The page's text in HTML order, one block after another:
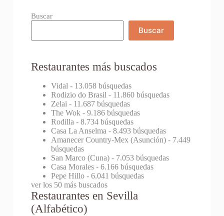
Buscar
Buscar
Restaurantes más buscados
Vidal - 13.058 búsquedas
Rodizio do Brasil - 11.860 búsquedas
Zelai - 11.687 búsquedas
The Wok- 9.186 búsquedas
Rodilla - 8.734 búsquedas
Casa La Anselma - 8.493 búsquedas
Amanecer Country-Mex (Asunción)- 7.449
búsquedas
San Marco (Cuna)- 7.053 búsquedas
Casa Morales- 6.166 búsquedas
Pepe Hillo- 6.041 búsquedas
ver los 50 más buscados
Restaurantes en Sevilla
(Alfabético)